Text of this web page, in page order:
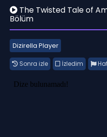
The Twisted Tale of
Bölüm
Dizirella Player
Sonra izle İzledim